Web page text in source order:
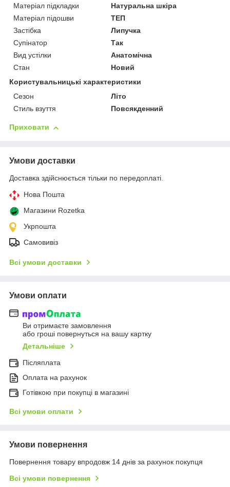
Матеріал підкладки
Натуральна шкіра
Матеріал підошви
ТЕП
Застібка
Липучка
Супінатор
Так
Вид устілки
Анатомічна
Стан
Новий
Користувальницькі характеристики
Сезон
Літо
Стиль взуття
Повсякденний
Приховати
Умови доставки
Доставка здійснюється тільки по передоплаті.
Нова Пошта
Магазини Rozetka
Укрпошта
Самовивіз
Всі умови доставки
Умови оплати
Ви отримаєте замовлення
або гроші повернуться на вашу картку
Детальніше
Післяплата
Оплата на рахунок
Готівкою при покупці в магазині
Всі умови оплати
Умови повернення
Повернення товару впродовж 14 днів за рахунок покупця
Всі умови повернення